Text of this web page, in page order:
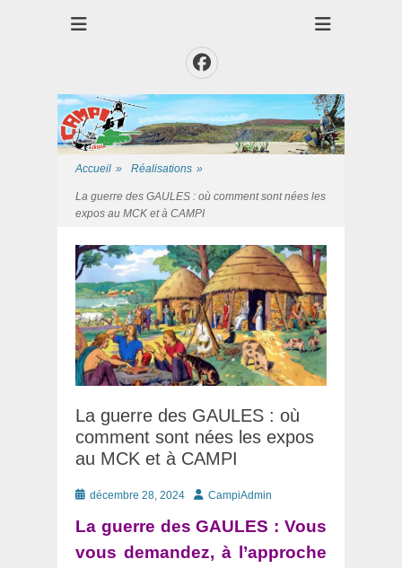
Club CAMPI
Facebook
Accueil » Réalisations »
La guerre des GAULES : où comment sont nées les
expos au MCK et à CAMPI
La guerre des GAULES : où
comment sont nées les expos
au MCK et à CAMPI
Postédécembre 28, 2024 AuteurCampiAdmin
La guerre des GAULES : Vous
vous demandez, à l’approche